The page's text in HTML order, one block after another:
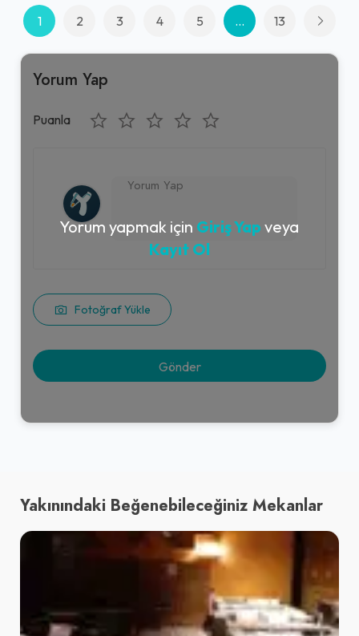
1 2 3 4 5 ... 13
Yorum Yap
Puanla
Fotoğraf Yükle
Yorum yapmak için Giriş Yap veya
Kayıt Ol
Yakınındaki Beğenebileceğiniz Mekanlar